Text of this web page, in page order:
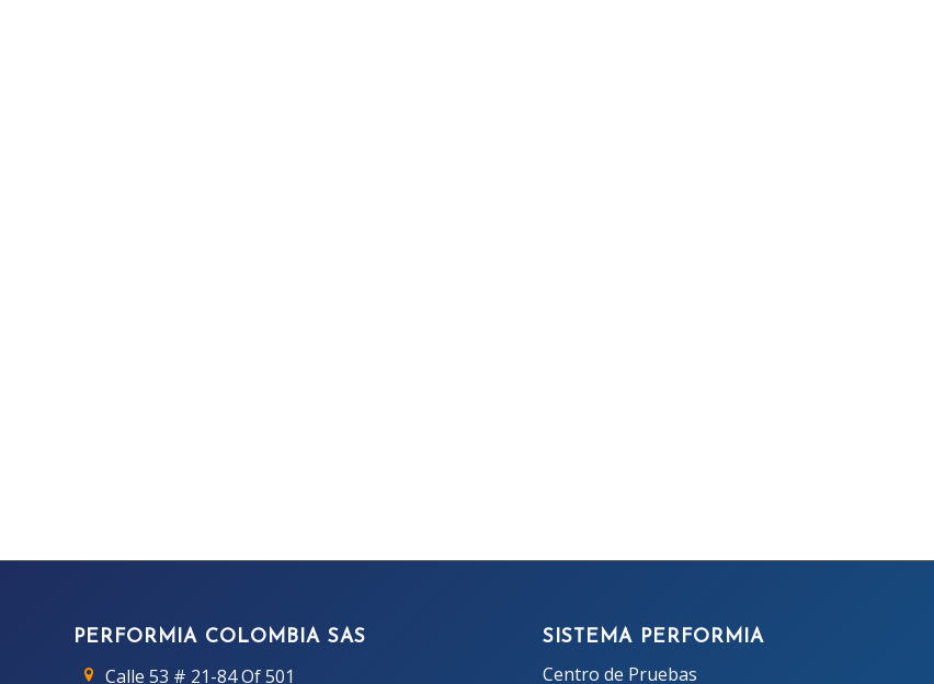
PERFORMIA COLOMBIA SAS
Calle 53 # 21-84 Of 501
SISTEMA PERFORMIA
Centro de Pruebas